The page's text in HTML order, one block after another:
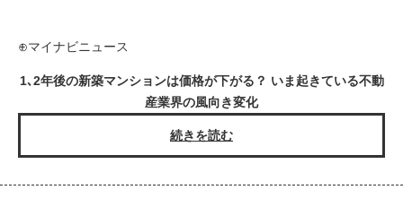
⊕マイナビニュース
1､2年後の新築マンションは価格が下がる？ いま起きている不動
産業界の風向き変化
続きを読む